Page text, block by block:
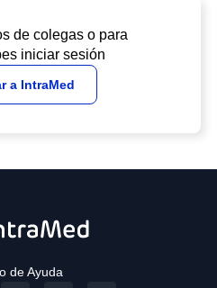
de colegas o para
iniciar sesión
a IntraMed
de Ayuda